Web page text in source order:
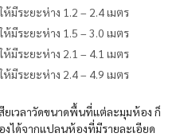
มีระยะห่าง 1.2 – 2.4 เมตร
มีระยะห่าง 1.5 – 3.0 เมตร
มีระยะห่าง 2.1 – 4.1 เมตร
มีระยะห่าง 2.4 – 4.9 เมตร
ยเวลาวัดขนาดพื้นที่แต่ละมุมห้อง ก็
ได้จากแปลนห้องที่มีรายละเอียด